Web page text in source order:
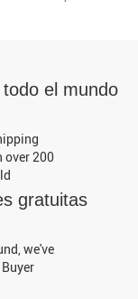
el mundo
over 200
gratuitas
we've